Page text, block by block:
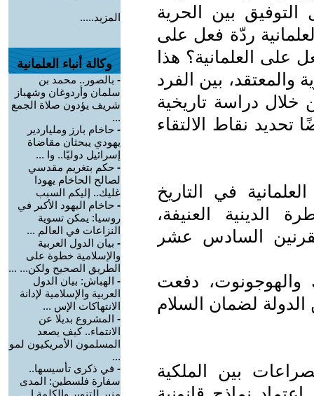
بين الحرية
ردّة فعل على
العلمانية؟ هذا
بين الفرد
خلال دراسة تاريخية
تحديد نقاط الالتقاء
في التاريخ
الدينية العنيفة،
السادس عشر
والهوجونوت، دفعت
لضمان السلام
بين الملكية
المزيد.....
وكالة أنباء العلمانية
- بالصور.. محمد بن
سلمان وأردوغان وشهباز
شريف يؤدون صلاة الجمع
...
- حاخام بارز وملياردير
يهودي يبحثان مقاضاة
إسرائيل دوليًا.. وا ...
- حكم بتغريم مقدسي
لصالح الحاخام يهودا
غليك.. إليكم السبب
- حاخام اليهود الأكبر في
روسيا: يمكن تسوية
النزاعات في العالم ...
- بيان الدول العربية
والإسلامية خطوة على
الطريق الصحيح ولكن... ...
- الهباش: بيان الدول
العربية والإسلامية لإدانة
الانتهاكات الإس ...
- المشروع بديلا عن
الانتماء.. كيف يصعد
المسلمون الأمريكيون لمو
...
- في ذكرى تأسيسها..
سفارة فلسطين: المدى
منبر للتنوير والكلمة ا ...